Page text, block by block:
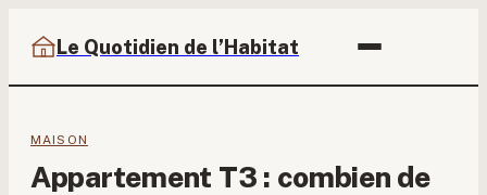
Le Quotidien de l’Habitat
MAISON
Appartement T3 : combien de